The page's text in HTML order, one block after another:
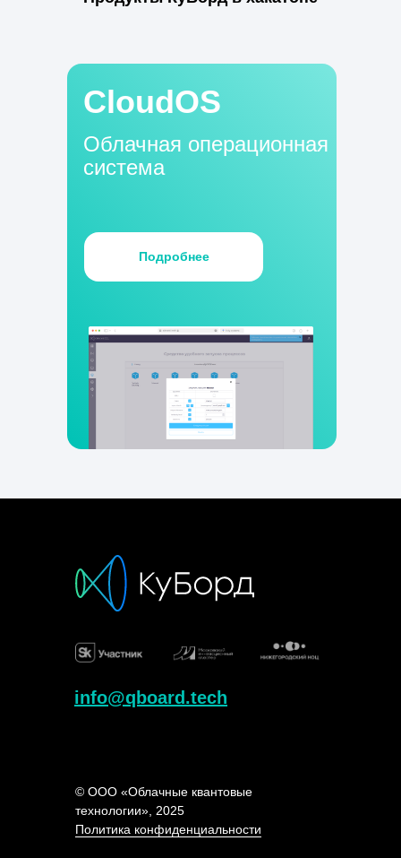
Облачная операционная
система
CloudOS
Подробнее
info@qboard.tech
© ООО «Облачные квантовые
технологии», 2025
Политика конфиденциальности